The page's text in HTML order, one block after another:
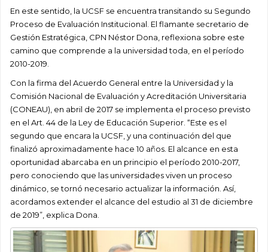
En este sentido, la UCSF se encuentra transitando su Segundo
Proceso de Evaluación Institucional. El flamante secretario de
Gestión Estratégica, CPN Néstor Dona, reflexiona sobre este
camino que comprende a la universidad toda, en el período
2010-2019.
Con la firma del Acuerdo General entre la Universidad y la
Comisión Nacional de Evaluación y Acreditación Universitaria
(CONEAU), en abril de 2017 se implementa el proceso previsto
en el Art. 44 de la Ley de Educación Superior. “Este es el
segundo que encara la UCSF, y una continuación del que
finalizó aproximadamente hace 10 años. El alcance en esta
oportunidad abarcaba en un principio el período 2010-2017,
pero conociendo que las universidades viven un proceso
dinámico, se tornó necesario actualizar la información. Así,
acordamos extender el alcance del estudio al 31 de diciembre
de 2019”, explica Dona.